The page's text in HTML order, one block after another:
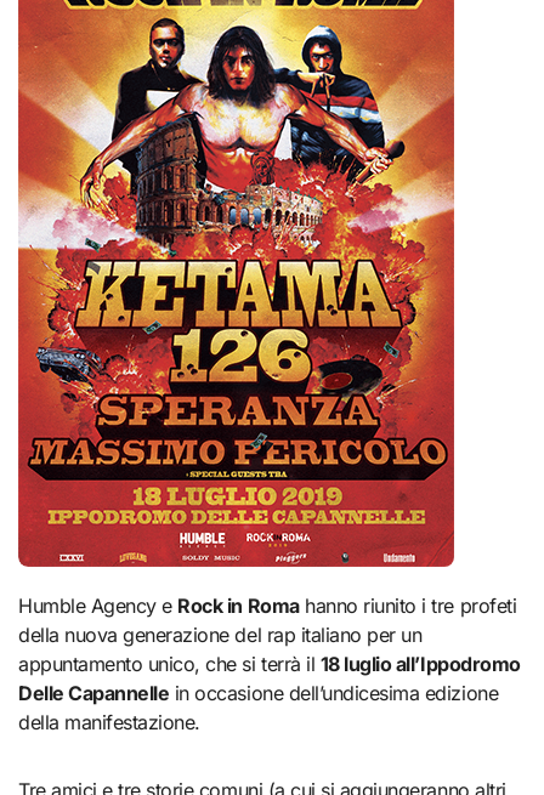
Humble Agency e Rock in Romahanno riunito i tre profeti
della nuova generazione del rap italiano per un
appuntamento unico, che si terrà il 18 luglio all’Ippodromo
Delle Capannelle in occasione dell’undicesima edizione
della manifestazione.